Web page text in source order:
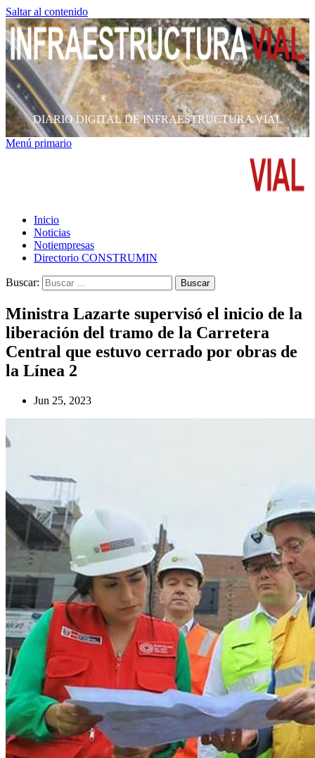
Saltar al contenido
DIARIO DIGITAL DE INFRAESTRUCTURA VIAL
Menú primario
Inicio
Noticias
Notiempresas
Directorio CONSTRUMIN
Buscar:
Ministra Lazarte supervisó el inicio de la
liberación del tramo de la Carretera
Central que estuvo cerrado por obras de
la Línea 2
Jun 25, 2023